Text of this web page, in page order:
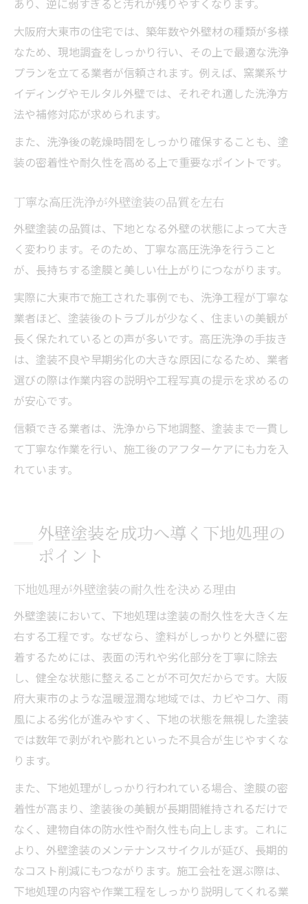
大阪府大東市の住宅では、築年数や外壁材の種類が多様
なため、現地調査をしっかり行い、その上で最適な洗浄
プランを立てる業者が信頼されます。例えば、窯業系サ
イディングやモルタル外壁では、それぞれ適した洗浄方
法や補修対応が求められます。
また、洗浄後の乾燥時間をしっかり確保することも、塗
装の密着性や耐久性を高める上で重要なポイントです。
丁寧な高圧洗浄が外壁塗装の品質を左右
外壁塗装の品質は、下地となる外壁の状態によって大き
く変わります。そのため、丁寧な高圧洗浄を行うこと
が、長持ちする塗膜と美しい仕上がりにつながります。
実際に大東市で施工された事例でも、洗浄工程が丁寧な
業者ほど、塗装後のトラブルが少なく、住まいの美観が
長く保たれているとの声が多いです。高圧洗浄の手抜き
は、塗装不良や早期劣化の大きな原因になるため、業者
選びの際は作業内容の説明や工程写真の提示を求めるの
が安心です。
信頼できる業者は、洗浄から下地調整、塗装まで一貫し
て丁寧な作業を行い、施工後のアフターケアにも力を入
れています。
外壁塗装を成功へ導く下地処理の
ポイント
下地処理が外壁塗装の耐久性を決める理由
外壁塗装において、下地処理は塗装の耐久性を大きく左
右する工程です。なぜなら、塗料がしっかりと外壁に密
着するためには、表面の汚れや劣化部分を丁寧に除去
し、健全な状態に整えることが不可欠だからです。大阪
府大東市のような温暖湿潤な地域では、カビやコケ、雨
風による劣化が進みやすく、下地の状態を無視した塗装
では数年で剥がれや膨れといった不具合が生じやすくな
ります。
また、下地処理がしっかり行われている場合、塗膜の密
着性が高まり、塗装後の美観が長期間維持されるだけで
なく、建物自体の防水性や耐久性も向上します。これに
より、外壁塗装のメンテナンスサイクルが延び、長期的
なコスト削減にもつながります。施工会社を選ぶ際は、
下地処理の内容や作業工程をしっかり説明してくれる業